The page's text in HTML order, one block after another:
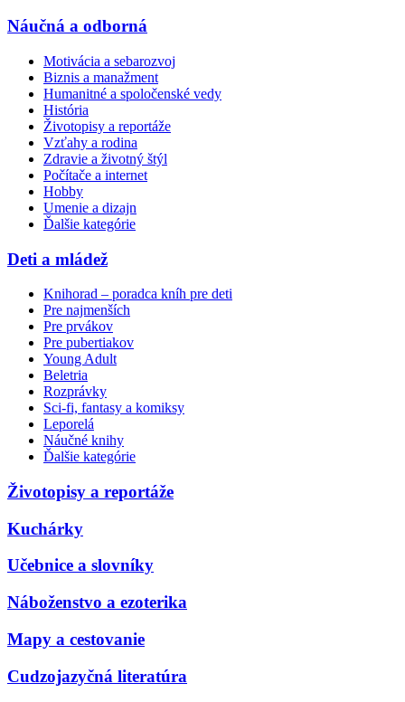
Náučná a odborná
Motivácia a sebarozvoj
Biznis a manažment
Humanitné a spoločenské vedy
História
Životopisy a reportáže
Vzťahy a rodina
Zdravie a životný štýl
Počítače a internet
Hobby
Umenie a dizajn
Ďalšie kategórie
Deti a mládež
Knihorad – poradca kníh pre deti
Pre najmenších
Pre prvákov
Pre pubertiakov
Young Adult
Beletria
Rozprávky
Sci-fi, fantasy a komiksy
Leporelá
Náučné knihy
Ďalšie kategórie
Životopisy a reportáže
Kuchárky
Učebnice a slovníky
Náboženstvo a ezoterika
Mapy a cestovanie
Cudzojazyčná literatúra